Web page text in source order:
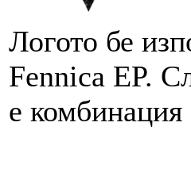
Логото бе
Fennica EP.
е